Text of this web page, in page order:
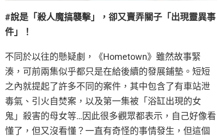
#說是「殺人魔搞襲擊」，卻又賣弄關子「出現靈異事
件」！
不同於以往的懸疑劇，《Hometown》雖然故事緊
湊，可前兩集似乎都只是在給後續的發展鋪墊。短短
之內就提起了許多不同的案件，其中包含了有車站泄
毒氣、引火自焚案，以及第一集被「浴缸出現的女
鬼」殺害的母女等…因此很多觀眾都表示，自己好像看
懂了，但又沒看懂？一直有奇怪的事情發生，但這個